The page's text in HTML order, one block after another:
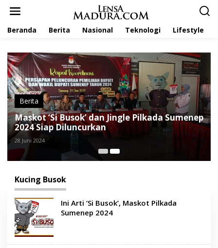
Beranda Berita Nasional Teknologi Lifestyle
Berita
Maskot ‘Si Busok’ dan Jingle Pilkada Sumenep
2024 Siap Diluncurkan
28 Juni 2024
Kucing Busok
Ini Arti ‘Si Busok’, Maskot Pilkada
Sumenep 2024